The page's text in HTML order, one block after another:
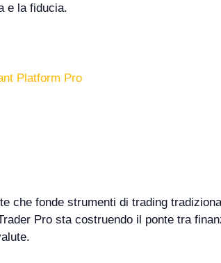
e la fiducia.
Platform Pro
che fonde strumenti di trading
Pro sta costruendo il ponte tra